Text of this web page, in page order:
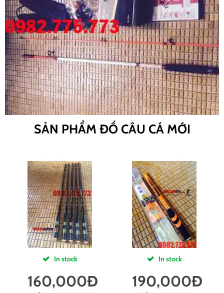
SẢN PHẨM ĐỒ CÂU CÁ MỚI
In stock
160,000Đ
In stock
190,000Đ